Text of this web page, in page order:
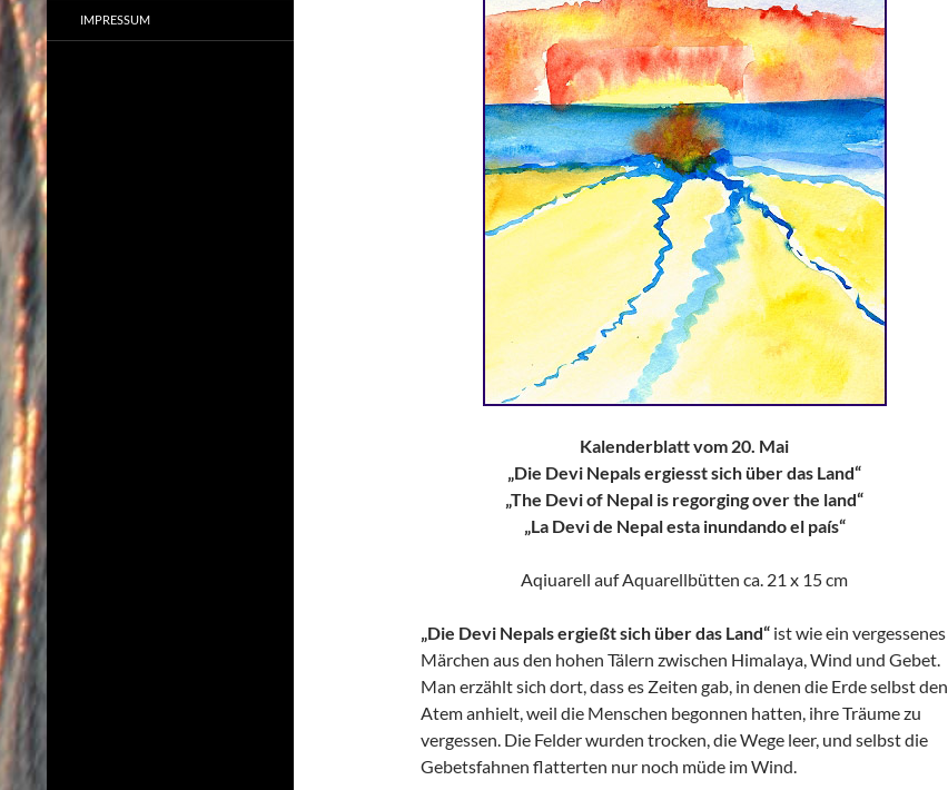
Kalenderblatt vom 20. Mai
„Die Devi Nepals ergiesst sich über das Land“
„The Devi of Nepal is regorging over the land“
„La Devi de Nepal esta inundando el país“
Aqiuarell auf Aquarellbütten ca. 21 x 15 cm
„Die Devi Nepals ergießt sich über das Land“ ist wie ein vergessenes
Märchen aus den hohen Tälern zwischen Himalaya, Wind und Gebet.
Man erzählt sich dort, dass es Zeiten gab, in denen die Erde selbst den
Atem anhielt, weil die Menschen begonnen hatten, ihre Träume zu
vergessen. Die Felder wurden trocken, die Wege leer, und selbst die
Gebetsfahnen flatterten nur noch müde im Wind.
IMPRESSUM